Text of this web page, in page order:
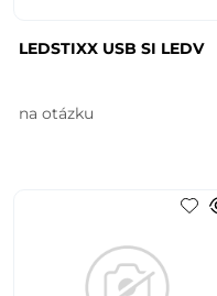
LEDSTIXX USB SI LEDV
na otázku